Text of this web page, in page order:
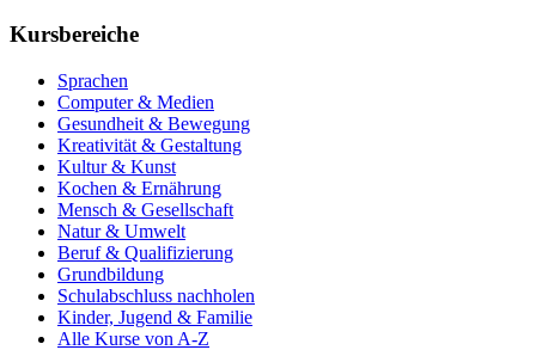
Kursbereiche
Sprachen
Computer & Medien
Gesundheit & Bewegung
Kreativität & Gestaltung
Kultur & Kunst
Kochen & Ernährung
Mensch & Gesellschaft
Natur & Umwelt
Beruf & Qualifizierung
Grundbildung
Schulabschluss nachholen
Kinder, Jugend & Familie
Alle Kurse von A-Z